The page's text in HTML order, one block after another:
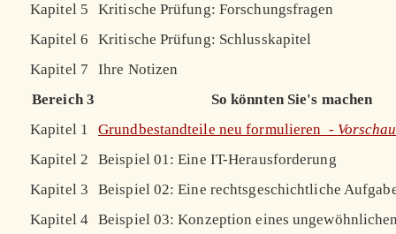
Kapitel 5
Kritische Prüfung: Forschungsfragen
Kapitel 6
Kritische Prüfung: Schlusskapitel
Kapitel 7
Ihre Notizen
Bereich 3
So könnten Sie's machen
Kapitel 1
Grundbestandteile neu formulieren - Vorschau
Kapitel 2
Beispiel 01: Eine IT-Herausforderung
Kapitel 3
Beispiel 02: Eine rechtsgeschichtliche
Kapitel 4 Beispiel 03: Konzeption eines